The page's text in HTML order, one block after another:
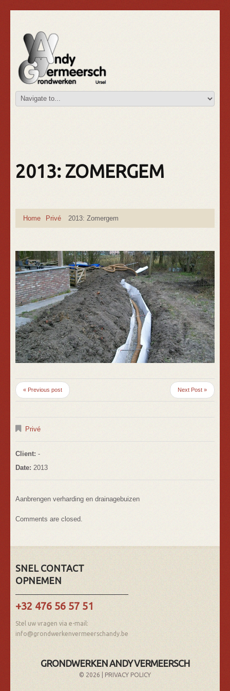
2013: ZOMERGEM
Home Privé 2013: Zomergem
« Previous post Next Post »
Privé
Client: -
Date: 2013
Aanbrengen verharding en drainagebuizen
Comments are closed.
SNEL CONTACT
OPNEMEN
+32 476 56 57 51
Stel uw vragen via e-mail:
info@grondwerkenvermeerschandy.be
GRONDWERKEN ANDY VERMEERSCH
© 2026 | PRIVACY POLICY